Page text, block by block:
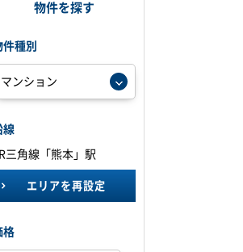
物件を探す
件種別
線
三角線「熊本」駅
エリアを再設定
格